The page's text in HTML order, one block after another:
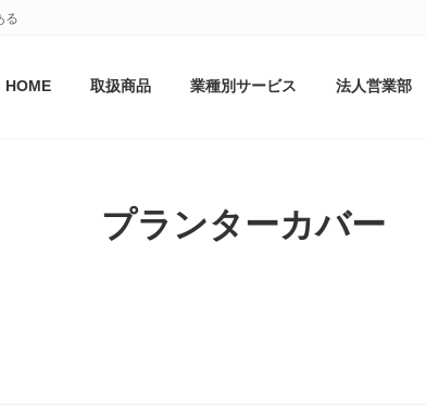
る
HOME 取扱商品 業種別サービス 法人営業部
プランターカバー